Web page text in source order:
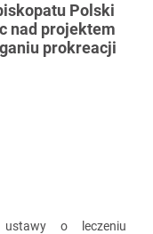
Polski
nad projektem
prokreacji
o leczeniu